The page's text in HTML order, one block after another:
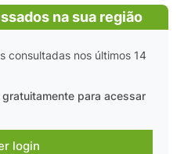
na sua região
consultadas nos últimos 14
para acessar
login